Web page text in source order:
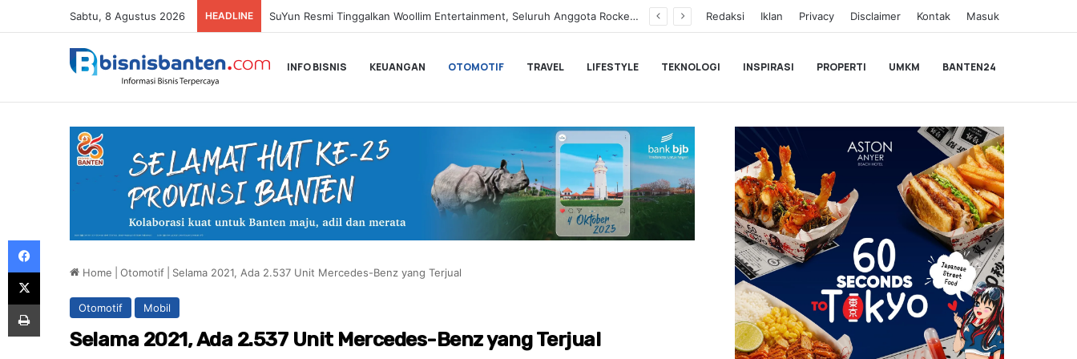
Sabtu, 8 Agustus 2026 HEADLINE Paula Verhoeven Tegaskan Syuting Bukan Kewajiban Anak Redaksi Iklan Privacy Disclaimer Kontak Masuk
INFO BISNIS KEUANGAN OTOMOTIF TRAVEL LIFESTYLE TEKNOLOGI INSPIRASI PROPERTI UMKM BANTEN24
Home Otomotif Selama 2021, Ada 2.537 Unit Mercedes-Benz yang Terjual
Otomotif Mobil
Selama 2021, Ada 2.537 Unit Mercedes-Benz yang Terjual
Facebook